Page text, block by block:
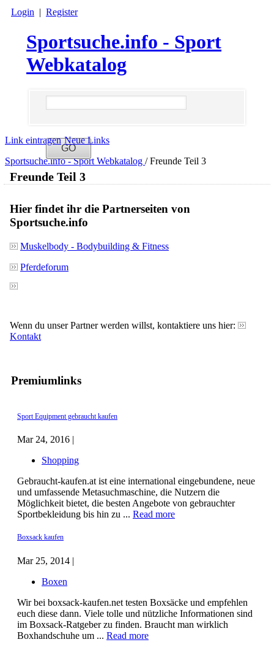
Login | Register
Sportsuche.info - Sport
Webkatalog
Link eintragen Neue Links
Sportsuche.info - Sport Webkatalog / Freunde Teil 3
Premiumlinks
Sport Equipment gebraucht kaufen
Mar 24, 2016 |
Shopping
Gebraucht-kaufen.at ist eine international eingebundene, neue
und umfassende Metasuchmaschine, die Nutzern die
Möglichkeit bietet, die besten Angebote von gebrauchter
Sportbekleidung bis hin zu ... Read more
Boxsack kaufen
Mar 25, 2014 |
Boxen
Wir bei boxsack-kaufen.net testen Boxsäcke und empfehlen
euch diese dann. Viele tolle und nützliche Informationen sind
im Boxsack-Ratgeber zu finden. Braucht man wirklich
Boxhandschuhe um ... Read more
Freunde Teil 3
Hier findet ihr die Partnerseiten von
Sportsuche.info
Muskelbody - Bodybuilding & Fitness
Pferdeforum
Wenn du unser Partner werden willst, kontaktiere uns hier:
Kontakt